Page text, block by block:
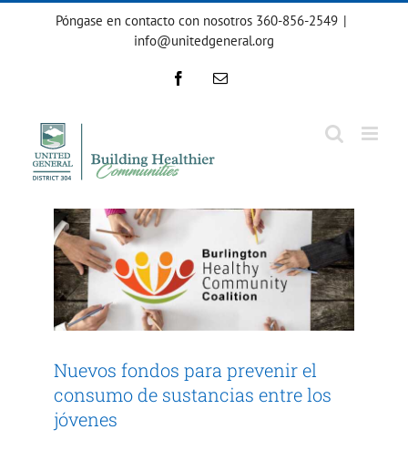
Póngase en contacto con nosotros 360-856-2549 |
info@unitedgeneral.org
FacebookCorreo
el consumo de sustancias
Sin categoría
Nuevos fondos para prevenir el
consumo de sustancias entre los
jóvenes